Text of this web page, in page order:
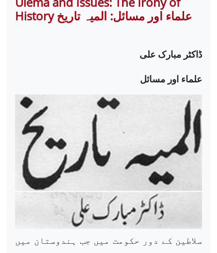
History علماء اور مسائل: المیہ تاریخ
ڈاکٹر مبارک علی
علماء اور مسائل
سلاطین کے دور حکومت میں جب ہندوستان میں